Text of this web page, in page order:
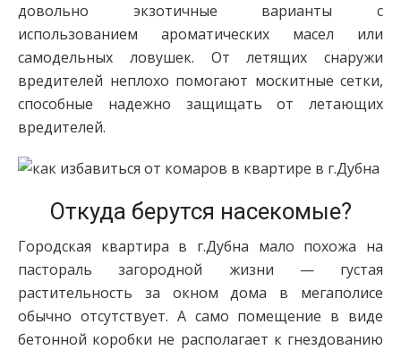
довольно экзотичные варианты с
использованием ароматических масел или
самодельных ловушек. От летящих снаружи
вредителей неплохо помогают москитные сетки,
способные надежно защищать от летающих
вредителей.
Откуда берутся насекомые?
Городская квартира в г.Дубна мало похожа на
пастораль загородной жизни — густая
растительность за окном дома в мегаполисе
обычно отсутствует. А само помещение в виде
бетонной коробки не располагает к гнездованию